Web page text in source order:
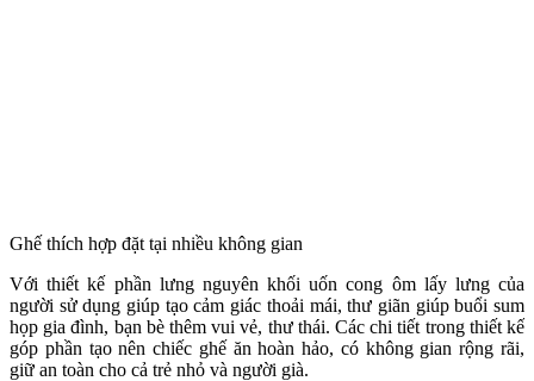
Ghế thích hợp đặt tại nhiều không gian
Với thiết kế phần lưng nguyên khối uốn cong ôm lấy lưng của
người sử dụng giúp tạo cảm giác thoải mái, thư giãn giúp buổi sum
họp gia đình, bạn bè thêm vui vẻ, thư thái. Các chi tiết trong thiết kế
góp phần tạo nên chiếc ghế ăn hoàn hảo, có không gian rộng rãi,
giữ an toàn cho cả trẻ nhỏ và người già.